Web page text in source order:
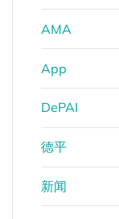
AMA
App
DePAI
德平
新闻